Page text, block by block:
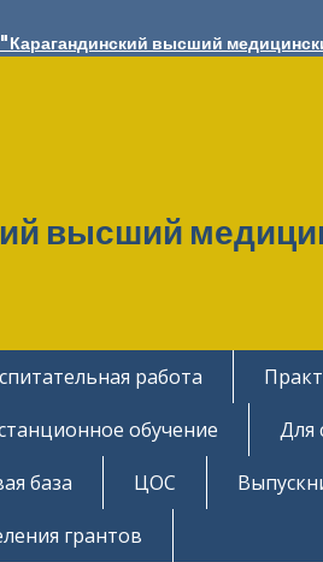
высший
высший
работа
обучение
Для
база ЦОС
грантов